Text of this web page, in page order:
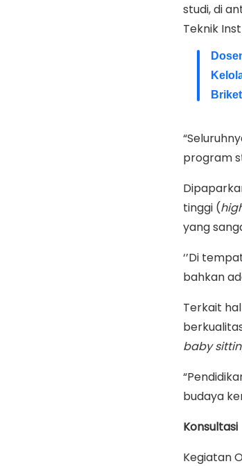
studi, di
Teknik
program
tinggi (
yang
‘’Di
bahkan
Terkait
baby
budaya
Konsultasi
Kegiatan